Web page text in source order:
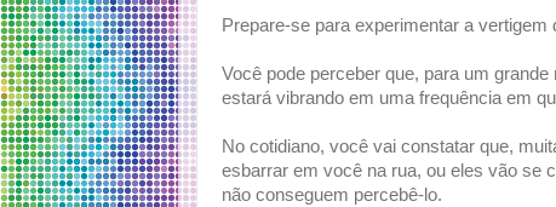
Prepare-se para experimentar a vertigem
Você pode perceber que, para um grande
estará vibrando em uma frequência em
No cotidiano, você vai constatar que,
esbarrar em você na rua, ou eles vão se
não conseguem percebê-lo.